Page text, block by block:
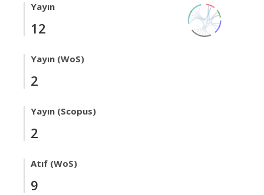
Yayın
12
Yayın (WoS)
2
Yayın (Scopus)
2
Atıf (WoS)
9